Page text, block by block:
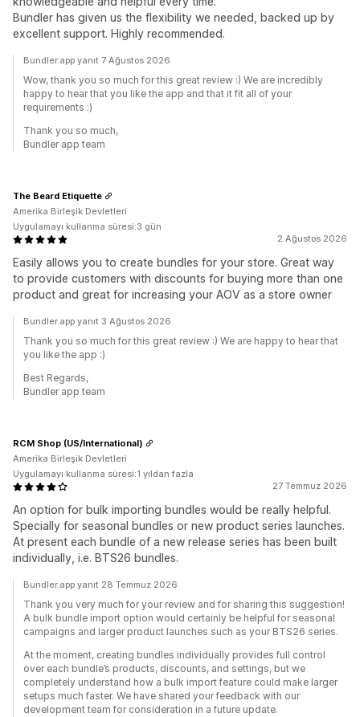
Bundler has given us the flexibility we needed, backed up by
excellent support. Highly recommended.
Bundler.app yanıt 7 Ağustos 2026
Wow, thank you so much for this great review :) We are incredibly
happy to hear that you like the app and that it fit all of your
requirements :)
Thank you so much,
Bundler app team
2 Ağustos 2026
Easily allows you to create bundles for your store. Great way
to provide customers with discounts for buying more than one
product and great for increasing your AOV as a store owner
The Beard Etiquette
Amerika Birleşik Devletleri
Uygulamayı kullanma süresi:3 gün
Bundler.app yanıt 3 Ağustos 2026
Thank you so much for this great review :) We are happy to hear that
you like the app :)
Best Regards,
Bundler app team
27 Temmuz 2026
An option for bulk importing bundles would be really helpful.
Specially for seasonal bundles or new product series launches.
At present each bundle of a new release series has been built
individually, i.e. BTS26 bundles.
RCM Shop (US/International)
Amerika Birleşik Devletleri
Uygulamayı kullanma süresi:1 yıldan fazla
Bundler.app yanıt 28 Temmuz 2026
Thank you very much for your review and for sharing this suggestion!
A bulk bundle import option would certainly be helpful for seasonal
campaigns and larger product launches such as your BTS26 series.
At the moment, creating bundles individually provides full control
over each bundle’s products, discounts, and settings, but we
completely understand how a bulk import feature could make larger
setups much faster. We have shared your feedback with our
development team for consideration in a future update.